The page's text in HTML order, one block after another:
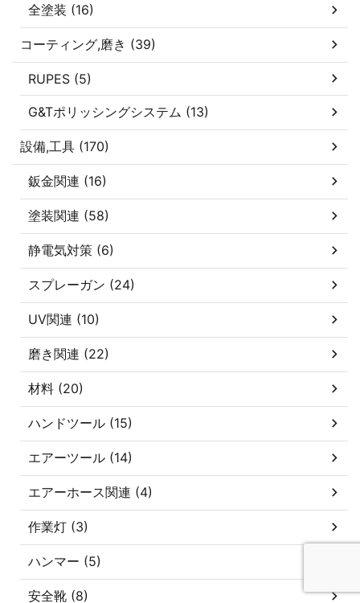
全塗装 (16)
コーティング,磨き (39)
RUPES (5)
G&Tポリッシングシステム (13)
設備,工具 (170)
鈑金関連 (16)
塗装関連 (58)
静電気対策 (6)
スプレーガン (24)
UV関連 (10)
磨き関連 (22)
材料 (20)
ハンドツール (15)
エアーツール (14)
エアーホース関連 (4)
作業灯 (3)
ハンマー (5)
安全靴 (8)